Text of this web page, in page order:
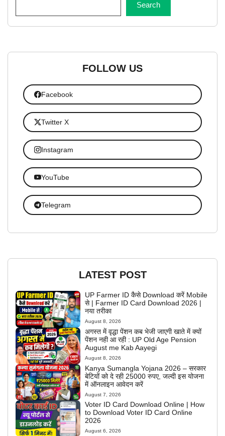
Search
FOLLOW US
Facebook
Twitter X
Instagram
YouTube
Telegram
LATEST POST
UP Farmer ID कैसे Download करें Mobile
से | Farmer ID Card Download 2026 |
नया तरीका
August 8, 2026
अगस्त में वृद्धा पेंशन कब भेजी जाएगी खाते में क्यों
पेंशन नही आ रही : UP Old Age Pension
August me Kab Aayegi
August 8, 2026
Kanya Sumangla Yojana 2026 – सरकार
बेटियों को दे रही 25000 रुपए, जल्दी इस योजना
में ऑनलाइन आवेदन करें
August 7, 2026
Voter ID Card Download Online | How
to Download Voter ID Card Online
2026
August 6, 2026